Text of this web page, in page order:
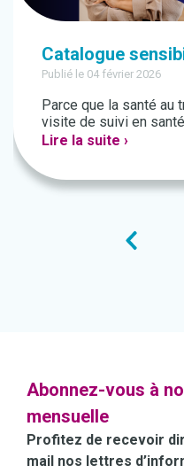
Catalogue
Publié le 04 février 2026
Parce que la santé au
visite de suivi en santé
Lire la suite ›
Abonnez-vous à
mensuelle
Profitez de recevoir
mail nos lettres